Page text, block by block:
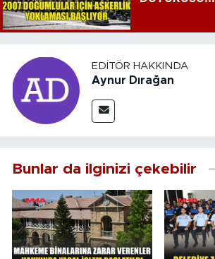
EDITÖR HAKKINDA
Aynur Dırağan
Bunlar da ilginizi çekebilir